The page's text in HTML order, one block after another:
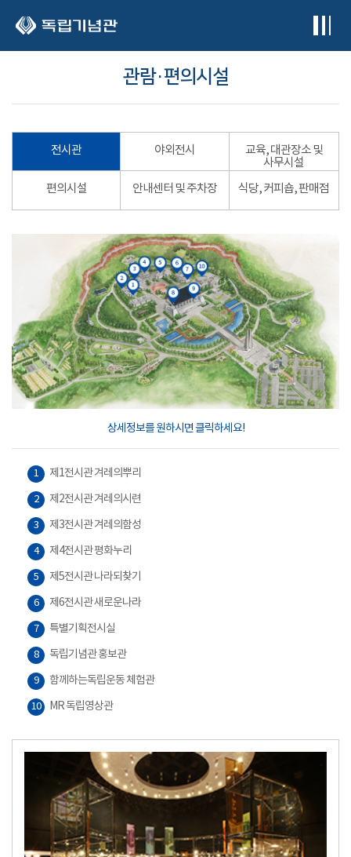
관람·편의시설
전시관 야외전시
교육, 대관장소 및
사무시설
편의시설
안내센터 및 주차장 식당, 커피숍, 판매점
상세정보를 원하시면 클릭하세요!
1 제1전시관 겨레의뿌리
2 제2전시관 겨레의시련
3 제3전시관 겨레의함성
4 제4전시관 평화누리
5 제5전시관 나라되찾기
6 제6전시관 새로운나라
7 특별기획전시실
8 독립기념관 홍보관
9 함께하는독립운동 체험관
10 MR 독립영상관